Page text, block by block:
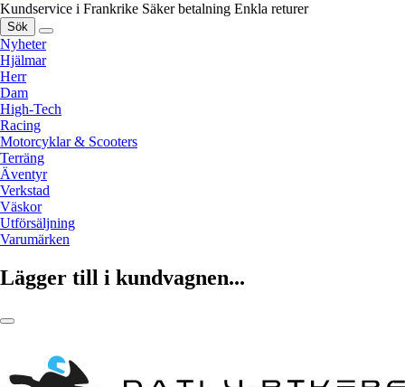
Kundservice i Frankrike Säker betalning Enkla returer
Sök
Nyheter
Hjälmar
Herr
Dam
High-Tech
Racing
Motorcyklar & Scooters
Terräng
Äventyr
Verkstad
Väskor
Utförsäljning
Varumärken
Lägger till i kundvagnen...